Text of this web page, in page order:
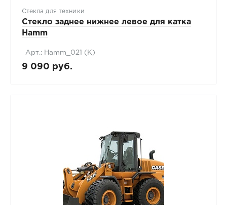
Стекла для техники
Стекло заднее нижнее левое для катка
Hamm
Арт.: Hamm_021 (K)
9 090 руб.